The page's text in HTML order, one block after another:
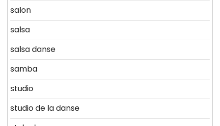
salon
salsa
salsa danse
samba
studio
studio de la danse